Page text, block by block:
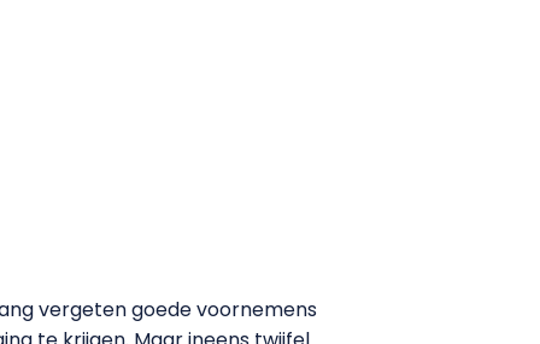
vergeten goede voornemens